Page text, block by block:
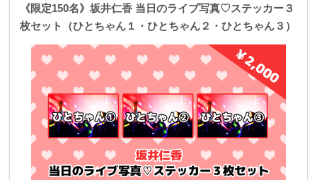
《限定150名》坂井仁香 当日のライブ写真♡ステッカー３
枚セット（ひとちゃん１・ひとちゃん２・ひとちゃん３）